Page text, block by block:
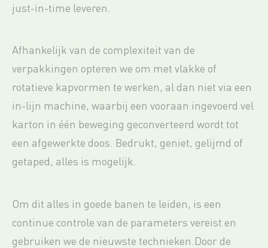
just-in-time leveren.
Afhankelijk van de complexiteit van de
verpakkingen opteren we om met vlakke of
rotatieve kapvormen te werken, al dan niet via een
in-lijn machine, waarbij een vooraan ingevoerd vel
karton in één beweging geconverteerd wordt tot
een afgewerkte doos. Bedrukt, geniet, gelijmd of
getaped, alles is mogelijk.
Om dit alles in goede banen te leiden, is een
continue controle van de parameters vereist en
gebruiken we de nieuwste technieken.Door de